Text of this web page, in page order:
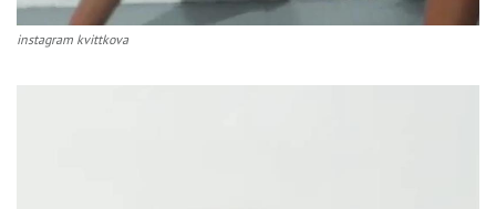
instagram kvittkova